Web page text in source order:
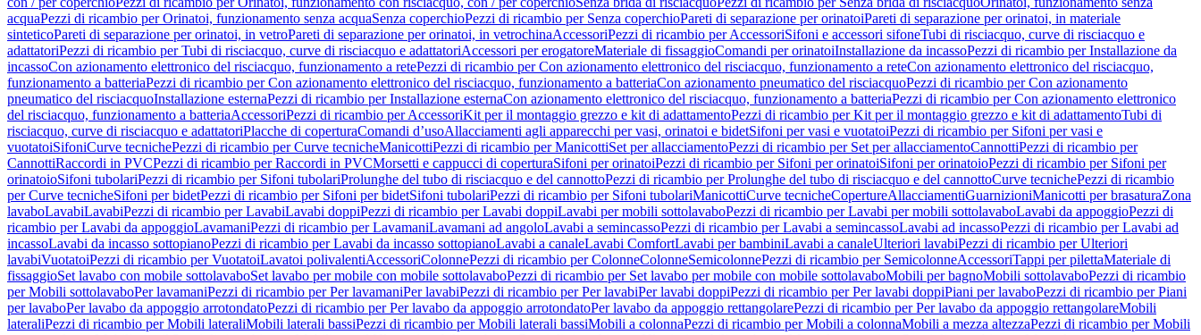
acquaPezzi di ricambio per Orinatoi, funzionamento senza acquaSenza coperchioPezzi di ricambio per Senza coperchioPareti di separazione per orinatoiPareti di separazione per orinatoi, in materiale
sinteticoPareti di separazione per orinatoi, in vetroPareti di separazione per orinatoi, in vetrochinaAccessoriPezzi di ricambio per AccessoriSifoni e accessori sifoneTubi di risciacquo, curve di risciacquo e
adattatoriPezzi di ricambio per Tubi di risciacquo, curve di risciacquo e adattatoriAccessori per erogatoreMateriale di fissaggioComandi per orinatoiInstallazione da incassoPezzi di ricambio per Installazione da
incassoCon azionamento elettronico del risciacquo, funzionamento a retePezzi di ricambio per Con azionamento elettronico del risciacquo, funzionamento a reteCon azionamento elettronico del risciacquo,
funzionamento a batteriaPezzi di ricambio per Con azionamento elettronico del risciacquo, funzionamento a batteriaCon azionamento pneumatico del risciacquoPezzi di ricambio per Con azionamento
pneumatico del risciacquoInstallazione esternaPezzi di ricambio per Installazione esternaCon azionamento elettronico del risciacquo, funzionamento a batteriaPezzi di ricambio per Con azionamento elettronico
del risciacquo, funzionamento a batteriaAccessoriPezzi di ricambio per AccessoriKit per il montaggio grezzo e kit di adattamentoPezzi di ricambio per Kit per il montaggio grezzo e kit di adattamentoTubi di
risciacquo, curve di risciacquo e adattatoriPlacche di coperturaComandi d’usoAllacciamenti agli apparecchi per vasi, orinatoi e bidetSifoni per vasi e vuotatoiPezzi di ricambio per Sifoni per vasi e
vuotatoiSifoniCurve tecnichePezzi di ricambio per Curve tecnicheManicottiPezzi di ricambio per ManicottiSet per allacciamentoPezzi di ricambio per Set per allacciamentoCannottiPezzi di ricambio per
CannottiRaccordi in PVCPezzi di ricambio per Raccordi in PVCMorsetti e cappucci di coperturaSifoni per orinatoiPezzi di ricambio per Sifoni per orinatoiSifoni per orinatoioPezzi di ricambio per Sifoni per
orinatoioSifoni tubolariPezzi di ricambio per Sifoni tubolariProlunghe del tubo di risciacquo e del cannottoPezzi di ricambio per Prolunghe del tubo di risciacquo e del cannottoCurve tecnichePezzi di ricambio
per Curve tecnicheSifoni per bidetPezzi di ricambio per Sifoni per bidetSifoni tubolariPezzi di ricambio per Sifoni tubolariManicottiCurve tecnicheCopertureAllacciamentiGuarnizioniManicotti per brasaturaZona
lavaboLavabiLavabiPezzi di ricambio per LavabiLavabi doppiPezzi di ricambio per Lavabi doppiLavabi per mobili sottolavaboPezzi di ricambio per Lavabi per mobili sottolavaboLavabi da appoggioPezzi di
ricambio per Lavabi da appoggioLavamaniPezzi di ricambio per LavamaniLavamani ad angoloLavabi a semincassoPezzi di ricambio per Lavabi a semincassoLavabi ad incassoPezzi di ricambio per Lavabi ad
incassoLavabi da incasso sottopianoPezzi di ricambio per Lavabi da incasso sottopianoLavabi a canaleLavabi ComfortLavabi per bambiniLavabi a canaleUlteriori lavabiPezzi di ricambio per Ulteriori
lavabiVuotatoiPezzi di ricambio per VuotatoiLavatoi polivalentiAccessoriColonnePezzi di ricambio per ColonneColonneSemicolonnePezzi di ricambio per SemicolonneAccessoriTappi per pilettaMateriale di
fissaggioSet lavabo con mobile sottolavaboSet lavabo per mobile con mobile sottolavaboPezzi di ricambio per Set lavabo per mobile con mobile sottolavaboMobili per bagnoMobili sottolavaboPezzi di ricambio
per Mobili sottolavaboPer lavamaniPezzi di ricambio per Per lavamaniPer lavabiPezzi di ricambio per Per lavabiPer lavabi doppiPezzi di ricambio per Per lavabi doppiPiani per lavaboPezzi di ricambio per Piani
per lavaboPer lavabo da appoggio arrotondatoPezzi di ricambio per Per lavabo da appoggio arrotondatoPer lavabo da appoggio rettangolarePezzi di ricambio per Per lavabo da appoggio rettangolareMobili
lateraliPezzi di ricambio per Mobili lateraliMobili laterali bassiPezzi di ricambio per Mobili laterali bassiMobili a colonnaPezzi di ricambio per Mobili a colonnaMobili a mezza altezzaPezzi di ricambio per Mobili